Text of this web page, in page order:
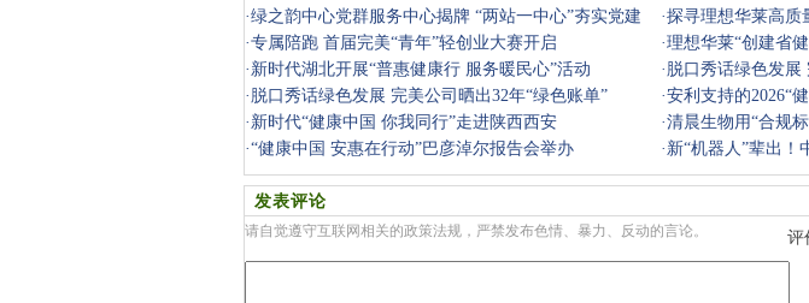
·绿之韵中心党群服务中心揭牌 “两站一中心”夯实党建 ·探寻理想华莱高质
·专属陪跑 首届完美“青年”轻创业大赛开启 ·理想华莱“创建省
· 新时代湖北开展“普惠健康行 服务暖民心”活动 · 脱口秀话绿色发展
· 脱口秀话绿色发展 完美公司晒出32年“绿色账单” ·安利支持的2026“
· 新时代“健康中国 你我同行”走进陕西西安 ·清晨生物用“合规
·“健康中国 安惠在行动”巴彦淖尔报告会举办 · 新“机器人”辈出！
发表评论
请自觉遵守互联网相关的政策法规，严禁发布色情、暴力、反动的言论。 评